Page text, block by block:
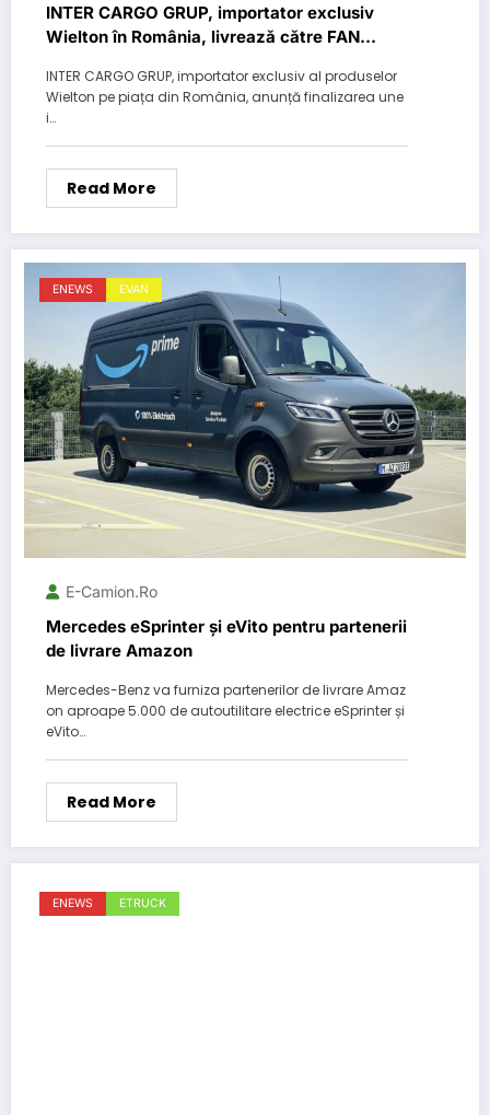
INTER CARGO GRUP, importator exclusiv
Wielton în România, livrează către FAN
transportului de mărfuri generale
INTER CARGO GRUP, importator exclusiv al produselor
Wielton pe piața din România, anunță finalizarea une
i…
Read More
ENEWS EVAN
E-Camion.ro
Mercedes eSprinter și eVito pentru partenerii
de livrare Amazon
Mercedes-Benz va furniza partenerilor de livrare Amaz
on aproape 5.000 de autoutilitare electrice eSprinter și
eVito…
Read More
ENEWS ETRUCK